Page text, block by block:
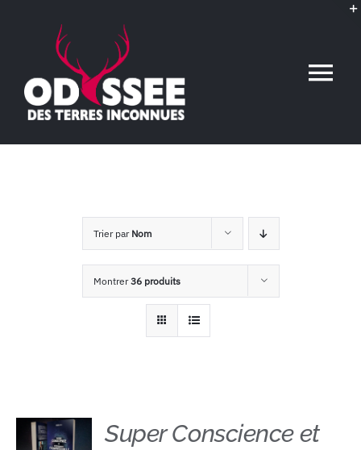
contenu
L’association
Voyages conférences
Trier par Nom
Montrer36 produits
Super Conscience et